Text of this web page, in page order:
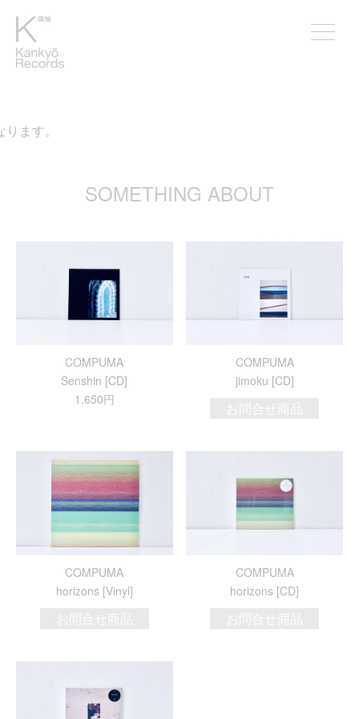
ます。
SOMETHING ABOUT
COMPUMA
Senshin [CD]
1,650円
COMPUMA
jimoku [CD]
お問合せ商品
COMPUMA
horizons [Vinyl]
お問合せ商品
COMPUMA
horizons [CD]
お問合せ商品